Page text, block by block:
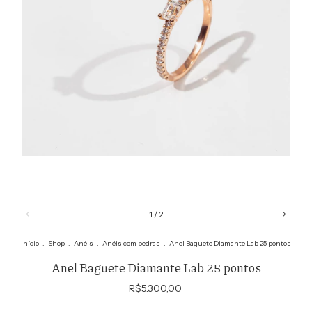
1 /2
Início . Shop . Anéis . Anéis com pedras . Anel Baguete Diamante Lab 25 pontos
Anel Baguete Diamante Lab 25 pontos
R$5.300,00